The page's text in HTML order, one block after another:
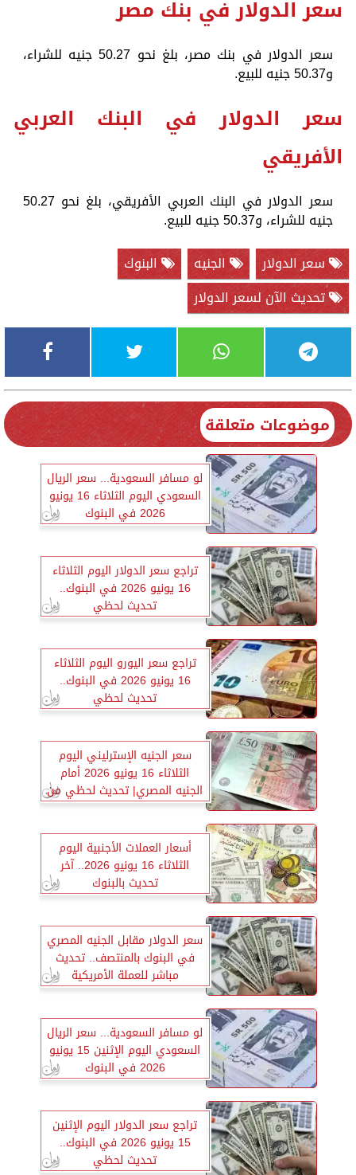
سعر الدولار في بنك مصر
سعر الدولار في بنك مصر، بلغ نحو 50.27 جنيه للشراء،
و50.37 جنيه للبيع.
سعر الدولار في البنك العربي
الأفريقي
سعر الدولار في البنك العربي الأفريقي، بلغ نحو 50.27
جنيه للشراء، و50.37 جنيه للبيع.
سعر الدولار
الجنيه
البنوك
تحديث الآن لسعر الدولار
موضوعات متعلقة
لو مسافر السعودية... سعر الريال
السعودي اليوم الثلاثاء 16 يونيو
2026 في البنوك
تراجع سعر الدولار اليوم الثلاثاء
16 يونيو 2026 في البنوك..
تحديث لحظي
تراجع سعر اليورو اليوم الثلاثاء
16 يونيو 2026 في البنوك..
تحديث لحظي
سعر الجنيه الإسترليني اليوم
الثلاثاء 16 يونيو 2026 أمام
الجنيه المصري| تحديث لحظي من
جميع البنوك
أسعار العملات الأجنبية اليوم
الثلاثاء 16 يونيو 2026.. آخر
تحديث بالبنوك
سعر الدولار مقابل الجنيه المصري
في البنوك بالمنتصف.. تحديث
مباشر للعملة الأمريكية
لو مسافر السعودية... سعر الريال
السعودي اليوم الإثنين 15 يونيو
2026 في البنوك
تراجع سعر الدولار اليوم الإثنين
15 يونيو 2026 في البنوك..
تحديث لحظي